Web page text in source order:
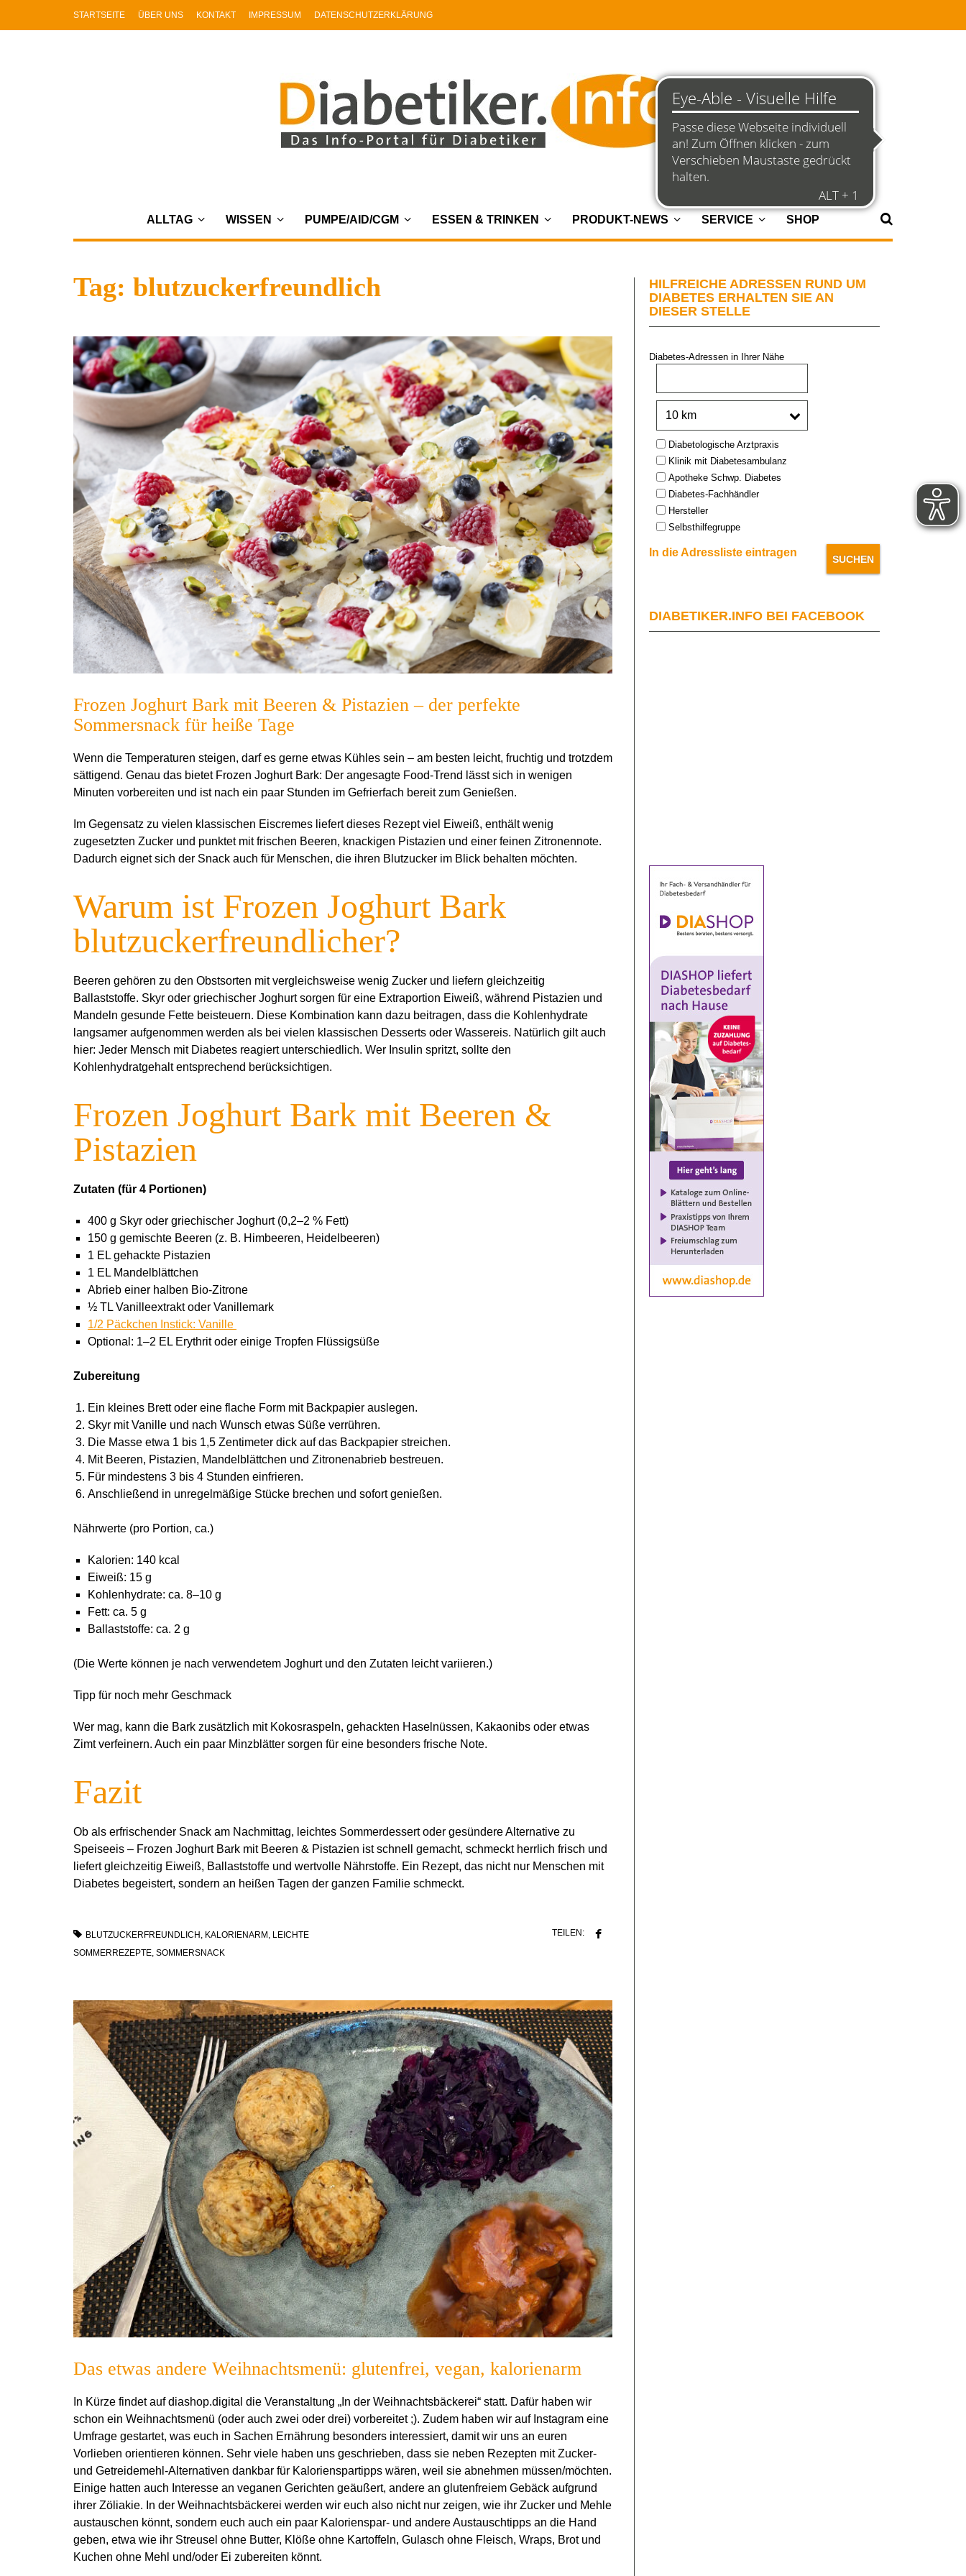
STARTSEITE ÜBER UNS KONTAKT IMPRESSUM DATENSCHUTZERKLÄRUNG
ALLTAG WISSEN PUMPE/AID/CGM ESSEN & TRINKEN PRODUKT-NEWS SERVICE SHOP
Tag: blutzuckerfreundlich
Frozen Joghurt Bark mit Beeren & Pistazien – der perfekte
Sommersnack für heiße Tage
Wenn die Temperaturen steigen, darf es gerne etwas Kühles sein – am besten leicht, fruchtig und trotzdem
sättigend. Genau das bietet Frozen Joghurt Bark: Der angesagte Food-Trend lässt sich in wenigen
Minuten vorbereiten und ist nach ein paar Stunden im Gefrierfach bereit zum Genießen.
Im Gegensatz zu vielen klassischen Eiscremes liefert dieses Rezept viel Eiweiß, enthält wenig
zugesetzten Zucker und punktet mit frischen Beeren, knackigen Pistazien und einer feinen Zitronennote.
Dadurch eignet sich der Snack auch für Menschen, die ihren Blutzucker im Blick behalten möchten.
Warum ist Frozen Joghurt Bark
blutzuckerfreundlicher?
Beeren gehören zu den Obstsorten mit vergleichsweise wenig Zucker und liefern gleichzeitig
Ballaststoffe. Skyr oder griechischer Joghurt sorgen für eine Extraportion Eiweiß, während Pistazien und
Mandeln gesunde Fette beisteuern. Diese Kombination kann dazu beitragen, dass die Kohlenhydrate
langsamer aufgenommen werden als bei vielen klassischen Desserts oder Wassereis. Natürlich gilt auch
hier: Jeder Mensch mit Diabetes reagiert unterschiedlich. Wer Insulin spritzt, sollte den
Kohlenhydratgehalt entsprechend berücksichtigen.
Frozen Joghurt Bark mit Beeren &
Pistazien
Zutaten (für 4 Portionen)
400 g Skyr oder griechischer Joghurt (0,2–2 % Fett)
150 g gemischte Beeren (z. B. Himbeeren, Heidelbeeren)
1 EL gehackte Pistazien
1 EL Mandelblättchen
Abrieb einer halben Bio-Zitrone
½ TL Vanilleextrakt oder Vanillemark
1/2 Päckchen Instick: Vanille
Optional: 1–2 EL Erythrit oder einige Tropfen Flüssigsüße
Zubereitung
Ein kleines Brett oder eine flache Form mit Backpapier auslegen.
Skyr mit Vanille und nach Wunsch etwas Süße verrühren.
Die Masse etwa 1 bis 1,5 Zentimeter dick auf das Backpapier streichen.
Mit Beeren, Pistazien, Mandelblättchen und Zitronenabrieb bestreuen.
Für mindestens 3 bis 4 Stunden einfrieren.
Anschließend in unregelmäßige Stücke brechen und sofort genießen.
Nährwerte (pro Portion, ca.)
Kalorien: 140 kcal
Eiweiß: 15 g
Kohlenhydrate: ca. 8–10 g
Fett: ca. 5 g
Ballaststoffe: ca. 2 g
(Die Werte können je nach verwendetem Joghurt und den Zutaten leicht variieren.)
Tipp für noch mehr Geschmack
Wer mag, kann die Bark zusätzlich mit Kokosraspeln, gehackten Haselnüssen, Kakaonibs oder etwas
Zimt verfeinern. Auch ein paar Minzblätter sorgen für eine besonders frische Note.
Fazit
Ob als erfrischender Snack am Nachmittag, leichtes Sommerdessert oder gesündere Alternative zu
Speiseeis – Frozen Joghurt Bark mit Beeren & Pistazien ist schnell gemacht, schmeckt herrlich frisch und
liefert gleichzeitig Eiweiß, Ballaststoffe und wertvolle Nährstoffe. Ein Rezept, das nicht nur Menschen mit
Diabetes begeistert, sondern an heißen Tagen der ganzen Familie schmeckt.
BLUTZUCKERFREUNDLICH , KALORIENARM , LEICHTE
SOMMERREZEPTE, SOMMERSNACK
TEILEN:
Das etwas andere Weihnachtsmenü: glutenfrei, vegan, kalorienarm
In Kürze findet auf diashop.digital die Veranstaltung „In der Weihnachtsbäckerei“ statt. Dafür haben wir
schon ein Weihnachtsmenü (oder auch zwei oder drei) vorbereitet ;). Zudem haben wir auf Instagram eine
Umfrage gestartet, was euch in Sachen Ernährung besonders interessiert, damit wir uns an euren
Vorlieben orientieren können. Sehr viele haben uns geschrieben, dass sie neben Rezepten mit Zucker-
und Getreidemehl-Alternativen dankbar für Kalorienspartipps wären, weil sie abnehmen müssen/möchten.
Einige hatten auch Interesse an veganen Gerichten geäußert, andere an glutenfreiem Gebäck aufgrund
ihrer Zöliakie. In der Weihnachtsbäckerei werden wir euch also nicht nur zeigen, wie ihr Zucker und Mehle
austauschen könnt, sondern euch auch ein paar Kalorienspar- und andere Austauschtipps an die Hand
geben, etwa wie ihr Streusel ohne Butter, Klöße ohne Kartoffeln, Gulasch ohne Fleisch, Wraps, Brot und
Kuchen ohne Mehl und/oder Ei zubereiten könnt.
HILFREICHE ADRESSEN RUND UM
DIABETES ERHALTEN SIE AN
DIESER STELLE
Diabetes-Adressen in Ihrer Nähe
Type:Diabetologische Arztpraxis
Klinik mit Diabetesambulanz
Apotheke Schwp. Diabetes
Diabetes-Fachhändler
Hersteller
Selbsthilfegruppe
In die Adressliste eintragen
DIABETIKER.INFO BEI FACEBOOK